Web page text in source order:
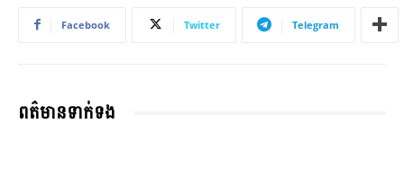
Facebook Twitter Telegram
ពត៌មានទាក់ទង